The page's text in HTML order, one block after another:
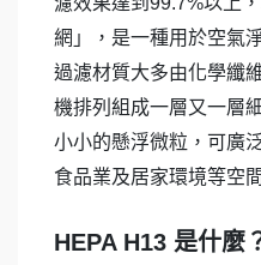
網」，是一種用於空氣
過濾材質大多由化學纖
機排列組成一層又一層
小小的懸浮微粒，可廣
食品業及居家環境等空
HEPA H13 是什麼